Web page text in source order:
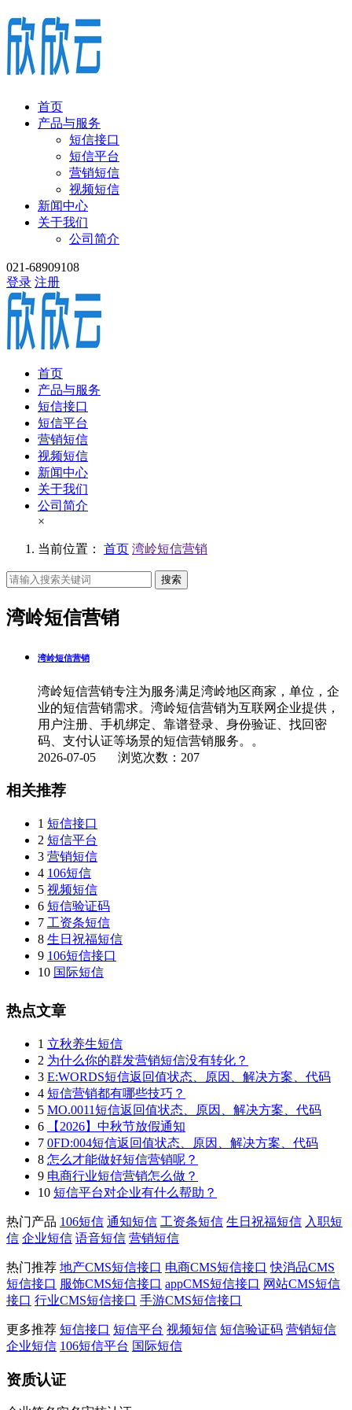
首页
产品与服务
短信接口
短信平台
营销短信
视频短信
新闻中心
关于我们
公司简介
021-68909108
登录 注册
首页
产品与服务
短信接口
短信平台
营销短信
视频短信
新闻中心
关于我们
公司简介
×
当前位置： 首页 湾岭短信营销
搜索
湾岭短信营销
湾岭短信营销
湾岭短信营销专注为服务满足湾岭地区商家，单位，企
业的短信营销需求。湾岭短信营销为互联网企业提供，
用户注册、手机绑定、靠谱登录、身份验证、找回密
码、支付认证等场景的短信营销服务。。
2026-07-05 浏览次数：207
相关推荐
1 短信接口
2 短信平台
3 营销短信
4 106短信
5 视频短信
6 短信验证码
7 工资条短信
8 生日祝福短信
9 106短信接口
10 国际短信
热点文章
1 立秋养生短信
2 为什么你的群发营销短信没有转化？
3 E:WORDS短信返回值状态、原因、解决方案、代码
4 短信营销都有哪些技巧？
5 MO.0011短信返回值状态、原因、解决方案、代码
6
【2026】中秋节放假通知
7 0FD:004短信返回值状态、原因、解决方案、代码
8 怎么才能做好短信营销呢？
9 电商行业短信营销怎么做？
10 短信平台对企业有什么帮助？
热门产品 106短信 通知短信 工资条短信 生日祝福短信 入职短
信 企业短信 语音短信 营销短信
热门推荐 地产CMS短信接口 电商CMS短信接口 快消品CMS
短信接口 服饰CMS短信接口 appCMS短信接口 网站CMS短信
接口 行业CMS短信接口 手游CMS短信接口
更多推荐 短信接口 短信平台 视频短信 短信验证码 营销短信
企业短信 106短信平台 国际短信
资质认证